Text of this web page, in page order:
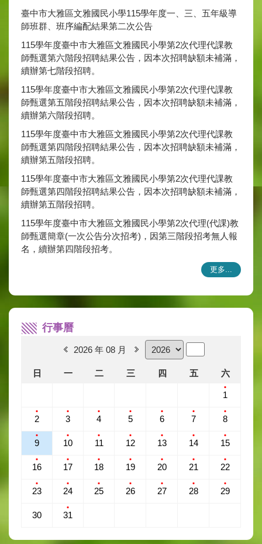
臺中市大雅區文雅國民小學115學年度一、三、五年級導
師班群、班序編配結果第二次公告
115學年度臺中市大雅區文雅國民小學第2次代理代課教
師甄選第六階段招聘結果公告，因本次招聘缺額未補滿，
續辦第七階段招聘。
115學年度臺中市大雅區文雅國民小學第2次代理代課教
師甄選第五階段招聘結果公告，因本次招聘缺額未補滿，
續辦第六階段招聘。
115學年度臺中市大雅區文雅國民小學第2次代理代課教
師甄選第四階段招聘結果公告，因本次招聘缺額未補滿，
續辦第五階段招聘。
115學年度臺中市大雅區文雅國民小學第2次代理代課教
師甄選第四階段招聘結果公告，因本次招聘缺額未補滿，
續辦第五階段招聘。
115學年度臺中市大雅區文雅國民小學第2次代理(代課)教
師甄選簡章(一次公告分次招考)，因第三階段招考無人報
名，續辦第四階段招考。
更多...
行事曆
2026 年 08 月
日 一 二 三 四 五 六
1
2 3 4 5 6 7 8
9 10 11 12 13 14 15
16 17 18 19 20 21 22
23 24 25 26 27 28 29
30 31